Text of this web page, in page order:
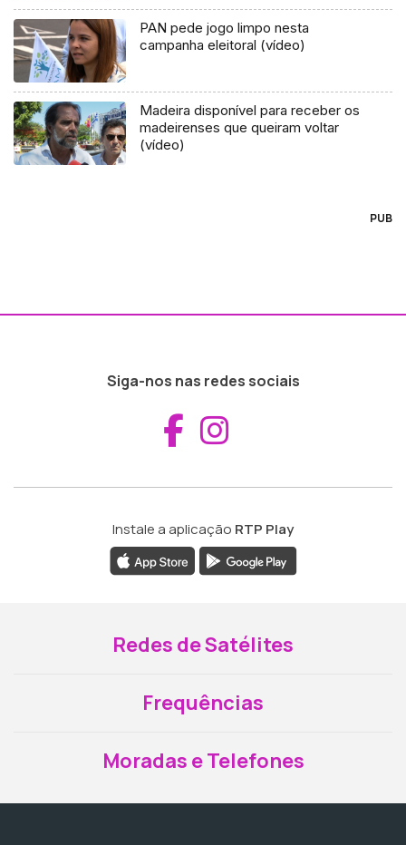
PAN pede jogo limpo nesta
campanha eleitoral (vídeo)
Madeira disponível para receber os
madeirenses que queiram voltar
(vídeo)
PUB
Siga-nos nas redes sociais
Aceder ao
Instale a aplicação RTP Play
Redes de Satélites
Frequências
Moradas e Telefones